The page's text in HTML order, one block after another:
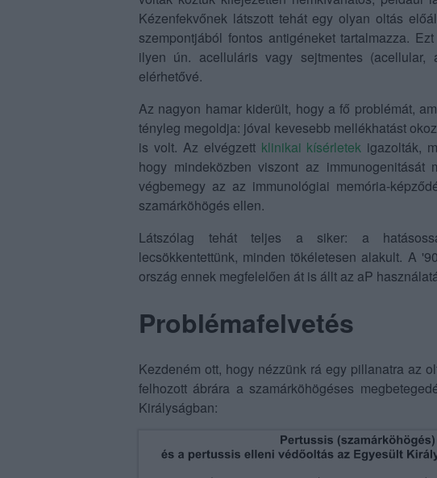
Kézenfekvőnek látszott tehát egy olyan oltás
szempontjából fontos antigéneket tartalmazza.
ilyen ún. acelluláris vagy sejtmentes
elérhetővé.
Az nagyon hamar kiderült, hogy a fő problémát,
tényleg megoldja: jóval kevesebb mellékhatást
is volt. Az elvégzett klinikai kísérletek igazolták,
hogy mindeközben viszont az immunogenitását
végbemegy az az immunológiai memória-
szamárköhögés ellen.
Látszólag tehát teljes a siker: a
lecsökkentettünk, minden tökéletesen alakult. A
ország ennek megfelelően át is állt az aP
Problémafelvetés
Kezdeném ott, hogy nézzünk rá egy pillanatra az
felhozott ábrára a szamárköhögéses
Királyságban: